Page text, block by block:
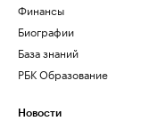
Финансы
Биографии
База знаний
РБК Образование
Новости